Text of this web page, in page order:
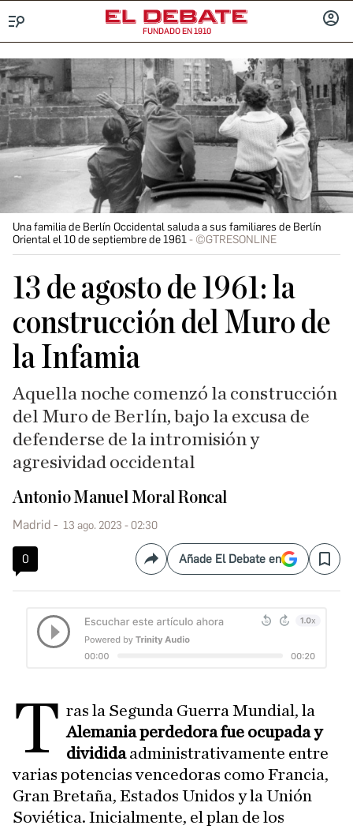
FUNDADO EN 1910
Una familia de Berlín Occidental saluda a sus familiares de Berlín
Oriental el 10 de septiembre de 1961
©GTRESONLINE
13 de agosto de 1961: la
construcción del Muro de
la Infamia
Aquella noche comenzó la construcción
del Muro de Berlín, bajo la excusa de
defenderse de la intromisión y
agresividad occidental
Antonio Manuel Moral Roncal
Madrid 13 ago. 2023 - 02:30
0 CompartirAñade El Debate en Save
T ras la Segunda Guerra Mundial, la
Alemania perdedora fue ocupada y
divididaadministrativamente entre
varias potencias vencedoras como Francia,
Gran Bretaña, Estados Unidos y la Unión
Soviética. Inicialmente, el plan de los